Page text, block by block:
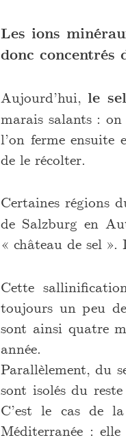
Les ions
donc concentrés
Aujourd’hui, le
marais salants :
l’on ferme ensuite
de le récolter.
Certaines régions
de Salzburg en
« château de sel
Cette
toujours un peu
sont ainsi quatre
année.
Parallèlement, du
sont isolés du
C’est le cas de
Méditerranée :